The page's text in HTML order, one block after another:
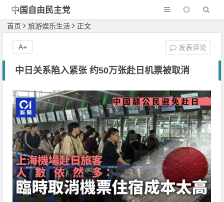
中国自由民主党
首页 旅游娱乐生活 正文
中日关系陷入紧张 约50万张赴日机票被取消
发表评论
A+